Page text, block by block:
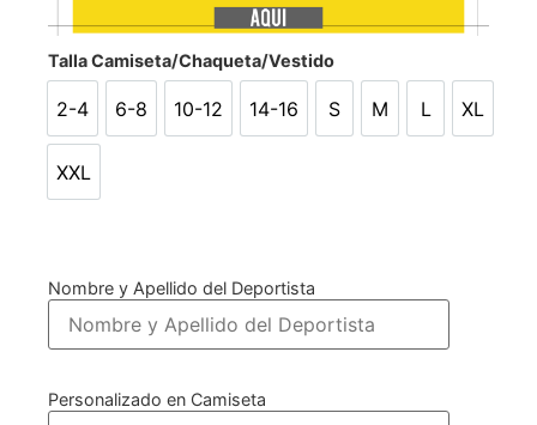
Talla Camiseta/Chaqueta/Vestido
2-4
2-4
6-8
6-8
10-12
10-12
14-16
14-16
S
S
M
M
L
L
XL
XL
XXL
XXL
Nombre y Apellido del Deportista
Personalizado en Camiseta